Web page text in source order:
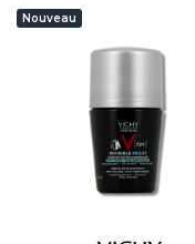
Nouveau